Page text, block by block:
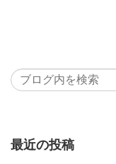
最近の投稿